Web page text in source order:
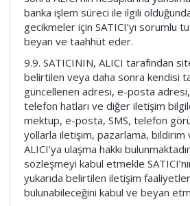
banka işlem süreci ile ilgili
gecikmeler için SATICI’yı sorumlu
beyan ve taahhüt eder.
9.9. SATICININ, ALICI tarafından
belirtilen veya daha sonra kendisi
güncellenen adresi, e-posta
telefon hatları ve diğer iletişim
mektup, e-posta, SMS, telefon
yollarla iletişim, pazarlama, bildirim
ALICI’ya ulaşma hakkı
sözleşmeyi kabul etmekle
yukarıda belirtilen iletişim
bulunabileceğini kabul ve beyan